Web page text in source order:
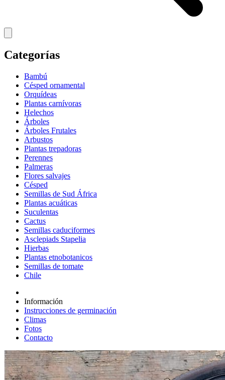
Categorías
Bambú
Césped ornamental
Orquídeas
Plantas carnívoras
Helechos
Árboles
Árboles Frutales
Arbustos
Plantas trepadoras
Perennes
Palmeras
Flores salvajes
Césped
Semillas de Sud África
Plantas acuáticas
Suculentas
Cactus
Semillas caduciformes
Asclepiads Stapelia
Hierbas
Plantas etnobotanicos
Semillas de tomate
Chile
Información
Instrucciones de germinación
Climas
Fotos
Contacto